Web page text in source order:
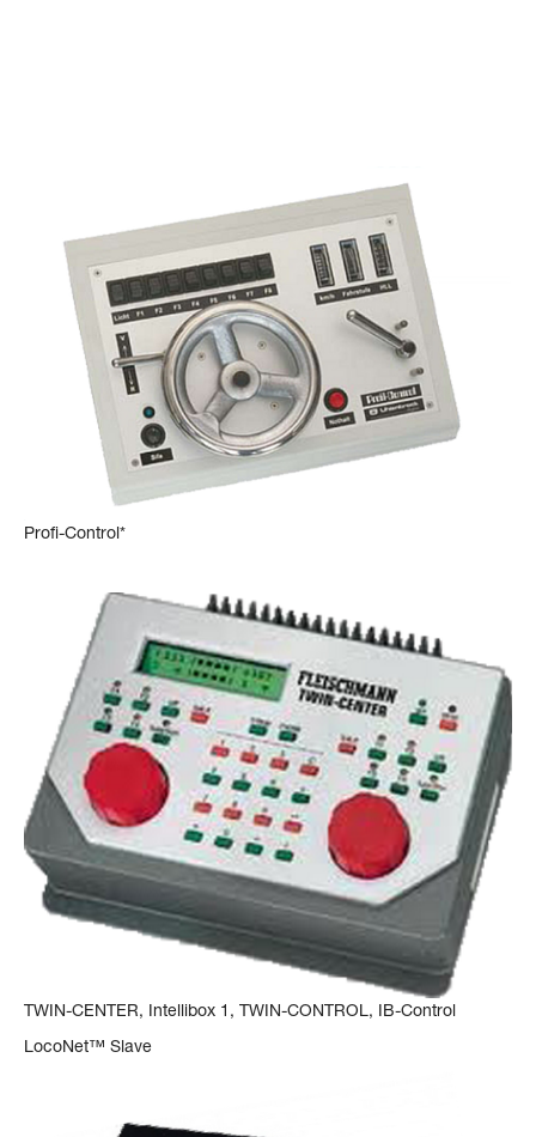
Profi-Control*
TWIN-CENTER, Intellibox 1, TWIN-CONTROL, IB-Control
LocoNet™ Slave